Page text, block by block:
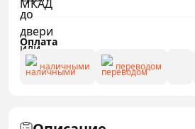
Оплата
наличными переводом